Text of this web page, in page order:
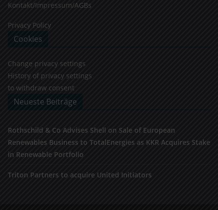
Kontakt/Impressum/AGBs
Privacy Policy
Cookies
Change privacy settings
History of privacy settings
to withdraw consent
Neueste Beiträge
Rothschild & Co Advises Shell on Sale of European
Renewables Business to TotalEnergies as KKR Acquires Stake
in Renewable Portfolio
Triton Partners to acquire United Initiators